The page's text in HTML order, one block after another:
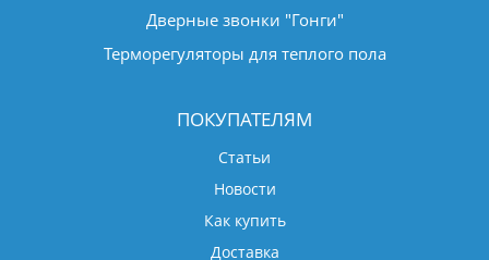
Дверные звонки "Гонги"
Терморегуляторы для теплого пола
ПОКУПАТЕЛЯМ
Статьи
Новости
Как купить
Доставка